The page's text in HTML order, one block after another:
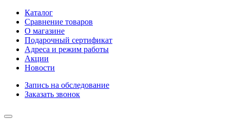
Каталог
Сравнение товаров
О магазине
Подарочный сертификат
Адреса и режим работы
Акции
Новости
Запись на обследование
Заказать звонок